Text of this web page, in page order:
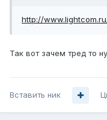
http://
Так вот зачем тред то
Вставить ник